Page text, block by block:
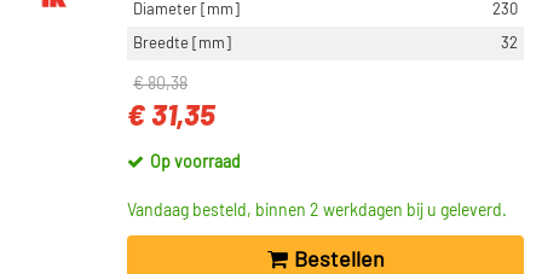
Diameter [mm]
230
Breedte [mm]
32
€ 80,38
€ 31,35
Op voorraad
Vandaag besteld, binnen 2 werkdagen bij u geleverd.
Bestellen